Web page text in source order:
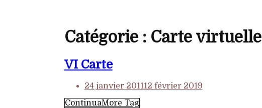
Catégorie : Carte virtuelle
VI Carte
24 janvier 201112 février 2019
ContinuaMore Tag